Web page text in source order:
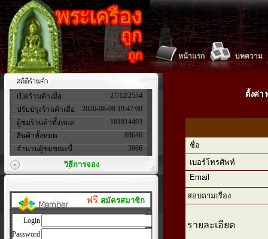
หน้าแรก บทความ
เปิดร้านค้าเมื่อ
27/12/2554
ปรับปรุงร้านค้าเมื่อ
2026-08-08 19:47:00
ผู้ชมร้านค้าทั้งหมด
181814493
สินค้าทั้งหมด
88646
จำนวนผู้ชมขณะนี้
3966
วิธีการจอง
ฟรี สมัครสมาชิก
Login
Password
ตั้งค่า
ชื่อ
เบอร์โทรศัพท์
Email
สอบถามเรื่อง
รายละเอียด